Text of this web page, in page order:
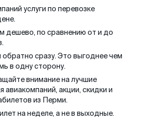
услуги по перевозке
дешево, по сравнению от и до
обратно сразу. Это выгоднее чем
в одну сторону.
внимание на лучшие
авиакомпаний, акции, скидки и
из Перми.
на неделе, а не в выходные.